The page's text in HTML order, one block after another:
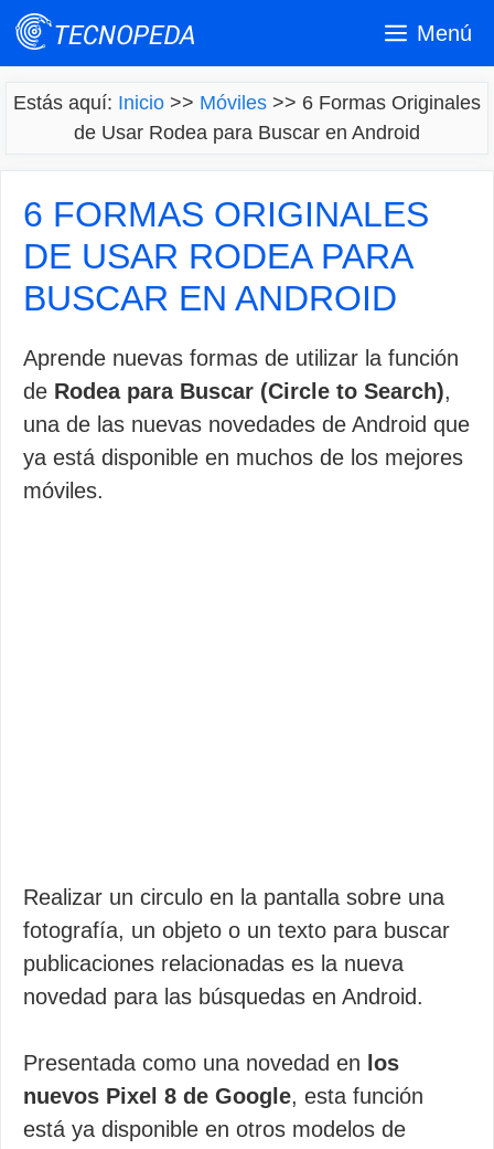
Saltar
Menú
Estás aquí: Inicio >> Móviles >> 6 Formas Originales
de Usar Rodea para Buscar en Android
6 FORMAS ORIGINALES
DE USAR RODEA PARA
BUSCAR EN ANDROID
Aprende nuevas formas de utilizar la función
de Rodea para Buscar (Circle to Search),
una de las nuevas novedades de Android que
ya está disponible en muchos de los mejores
móviles.
Realizar un circulo en la pantalla sobre una
fotografía, un objeto o un texto para buscar
publicaciones relacionadas es la nueva
novedad para las búsquedas en Android.
Presentada como una novedad en los
nuevos Pixel 8 de Google, esta función
está ya disponible en otros modelos de